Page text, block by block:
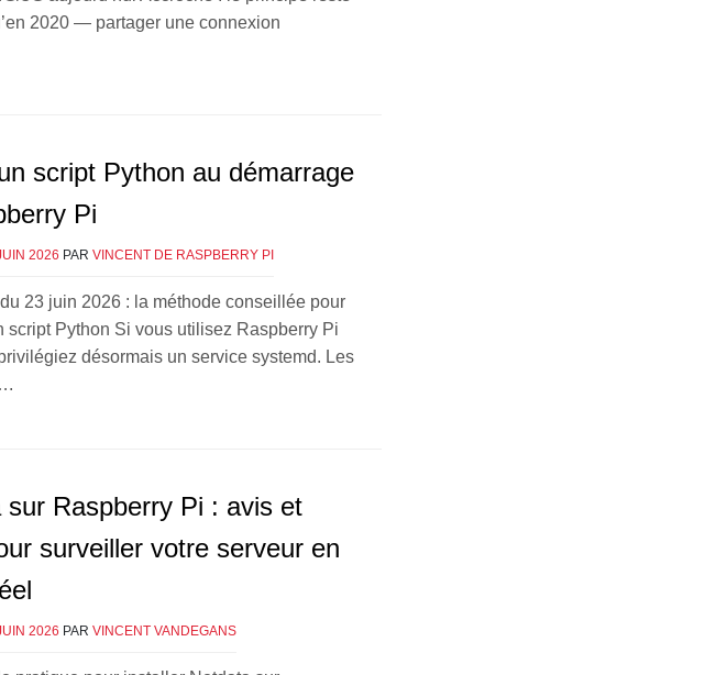
2020 — partager une connexion
script Python au démarrage
Pi
2026 PAR VINCENT DE RASPBERRY PI
23 juin 2026 : la méthode conseillée pour
script Python Si vous utilisez Raspberry Pi
désormais un service systemd. Les
sur Raspberry Pi : avis et
surveiller votre serveur en
2026 PAR VINCENT VANDEGANS